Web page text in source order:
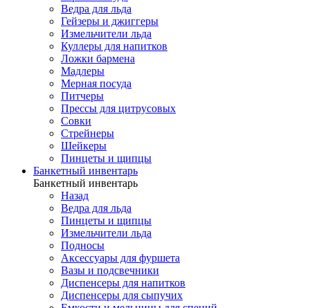
Ведра для льда
Гейзеры и джиггеры
Измельчители льда
Куллеры для напитков
Ложки бармена
Мадлеры
Мерная посуда
Питчеры
Прессы для цитрусовых
Совки
Стрейнеры
Шейкеры
Пинцеты и щипцы
Банкетный инвентарь
Банкетный инвентарь
Назад
Ведра для льда
Пинцеты и щипцы
Измельчители льда
Подносы
Аксессуары для фуршета
Вазы и подсвечники
Диспенсеры для напитков
Диспенсеры для сыпучих